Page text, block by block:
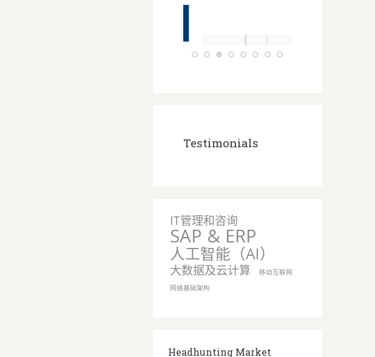
Testimonials
IT管理和咨询
SAP & ERP
人工智能（AI）
大数据及云计算
移动互联网
网络基础架构
Headhunting Market